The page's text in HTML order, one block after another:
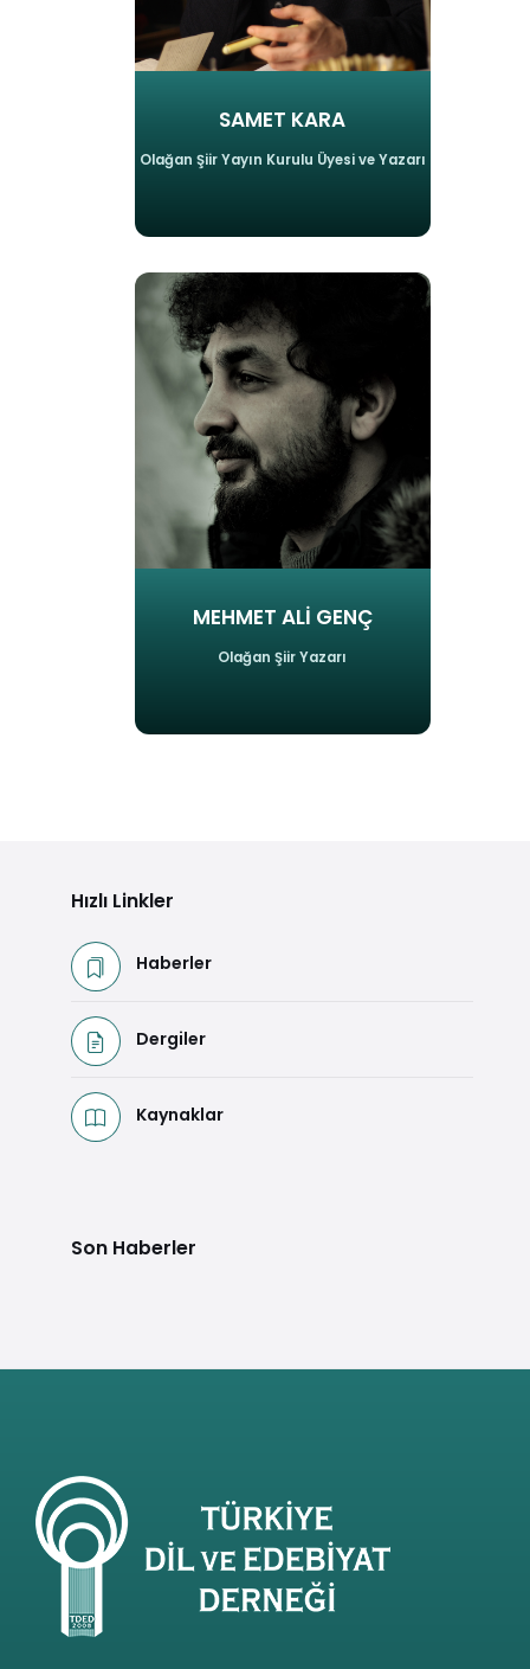
SAMET KARA
Olağan Şiir Yayın Kurulu Üyesi ve Yazarı
MEHMET ALİ GENÇ
Olağan Şiir Yazarı
Hızlı Linkler
Haberler
Dergiler
Kaynaklar
Son Haberler